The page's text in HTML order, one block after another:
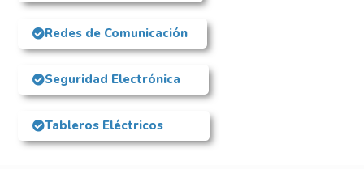
Redes de Comunicación
Seguridad Electrónica
Tableros Eléctricos